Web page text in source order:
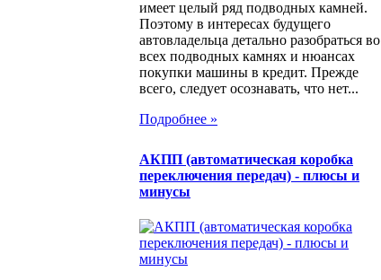
имеет целый ряд подводных камней.
Поэтому в интересах будущего
автовладельца детально разобраться во
всех подводных камнях и нюансах
покупки машины в кредит. Прежде
всего, следует осознавать, что нет...
Подробнее »
АКПП (автоматическая коробка
переключения передач) - плюсы и
минусы